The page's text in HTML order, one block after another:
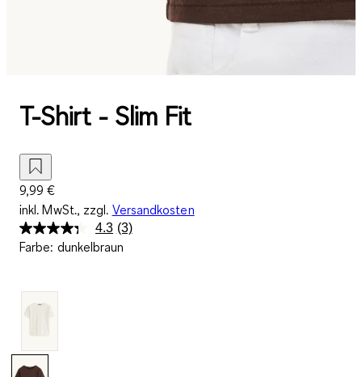
T-Shirt - Slim Fit
9,99 €
inkl. MwSt., zzgl. Versandkosten
4.3 3
Bewertungen
(3)
Farbe: dunkelbraun